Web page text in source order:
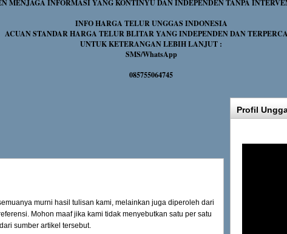
MENJAGA INFORMASI YANG KONTINYU DAN INDEPENDEN TANPA
INFO HARGA TELUR UNGGAS INDONESIA
ACUAN STANDAR HARGA TELUR BLITAR YANG INDEPENDEN DAN
UNTUK KETERANGAN LEBIH LANJUT :
SMS/WhatsApp
085755064745
murni hasil tulisan kami, melainkan juga diperoleh dari
Mohon maaf jika kami tidak menyebutkan satu per satu
dari sumber artikel tersebut.
Profil